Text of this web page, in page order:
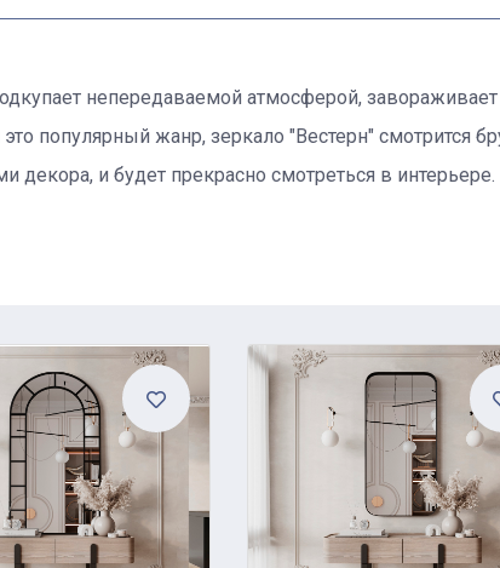
непередаваемой атмосферой,
популярный жанр, зеркало "Вестерн" смотрится
и будет прекрасно смотреться в интерьере.